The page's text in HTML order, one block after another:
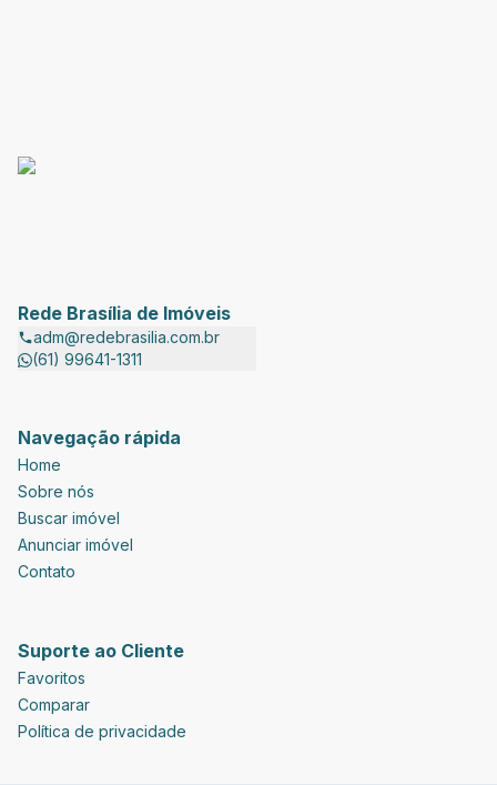
Rede Brasília de Imóveis
adm@redebrasilia.com.br
(61) 99641-1311
Navegação rápida
Home
Sobre nós
Buscar imóvel
Anunciar imóvel
Contato
Suporte ao Cliente
Favoritos
Comparar
Política de privacidade